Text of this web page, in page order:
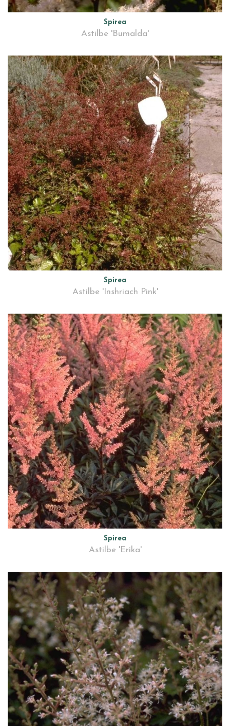
Spirea
Astilbe 'Bumalda'
Spirea
Astilbe 'Inshriach Pink'
Spirea
Astilbe 'Erika'